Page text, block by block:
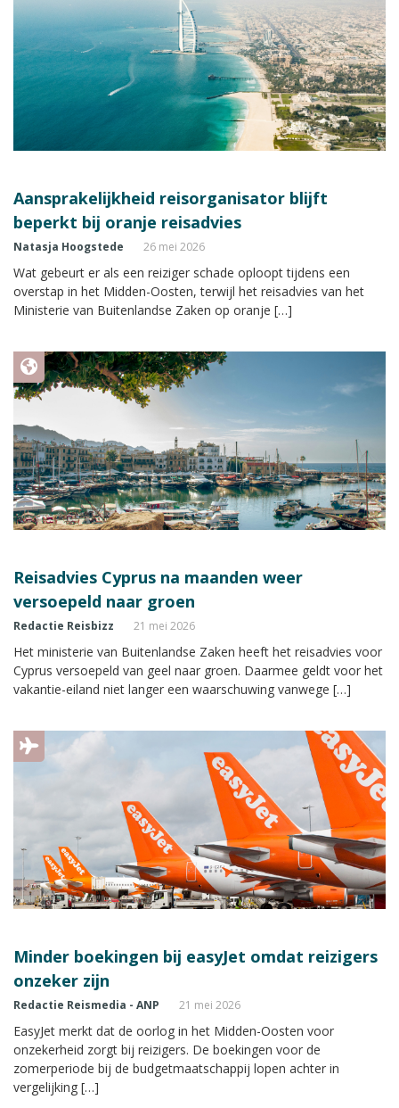
Aansprakelijkheid reisorganisator blijft
beperkt bij oranje reisadvies
Natasja Hoogstede 26 mei 2026
Wat gebeurt er als een reiziger schade oploopt tijdens een
overstap in het Midden-Oosten, terwijl het reisadvies van het
Ministerie van Buitenlandse Zaken op oranje […]
Reisadvies Cyprus na maanden weer
versoepeld naar groen
Redactie Reisbizz 21 mei 2026
Het ministerie van Buitenlandse Zaken heeft het reisadvies voor
Cyprus versoepeld van geel naar groen. Daarmee geldt voor het
vakantie-eiland niet langer een waarschuwing vanwege […]
Minder boekingen bij easyJet omdat reizigers
onzeker zijn
Redactie Reismedia - ANP 21 mei 2026
EasyJet merkt dat de oorlog in het Midden-Oosten voor
onzekerheid zorgt bij reizigers. De boekingen voor de
zomerperiode bij de budgetmaatschappij lopen achter in
vergelijking […]